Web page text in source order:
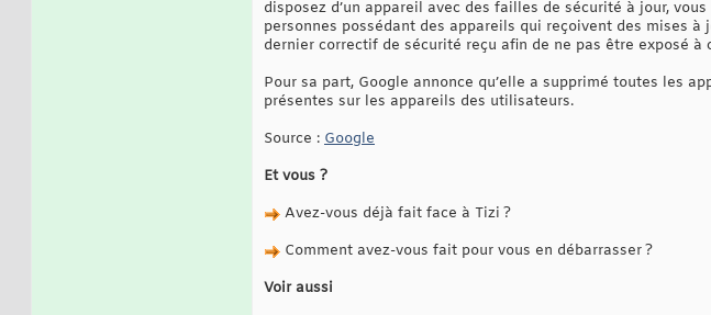
disposez d’un appareil avec des failles de sécurité à jour,
personnes possédant des appareils qui reçoivent des mises
dernier correctif de sécurité reçu afin de ne pas être exposé à
Pour sa part, Google annonce qu’elle a supprimé toutes les
présentes sur les appareils des utilisateurs.
Source : Google
Et vous ?
Avez-vous déjà fait face à Tizi ?
Comment avez-vous fait pour vous en débarrasser ?
Voir aussi